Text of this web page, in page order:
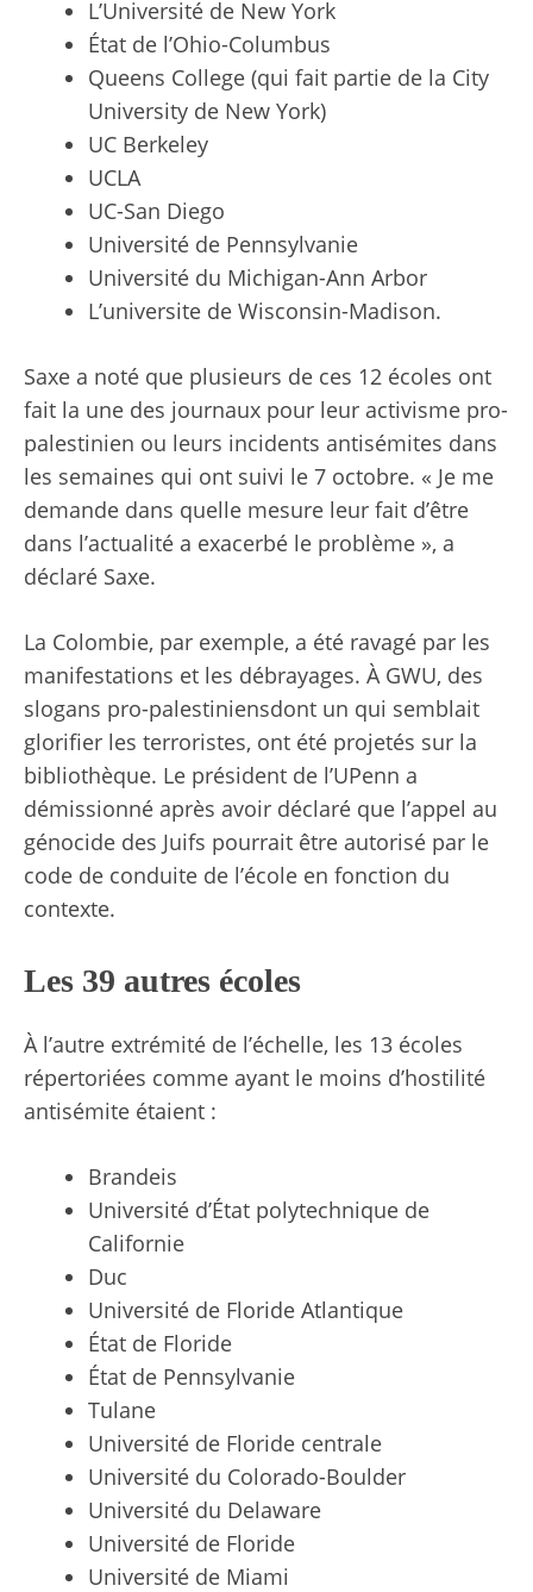
L’Université de New York
État de l’Ohio-Columbus
Queens College (qui fait partie de la City
University de New York)
UC Berkeley
UCLA
UC-San Diego
Université de Pennsylvanie
Université du Michigan-Ann Arbor
L’universite de Wisconsin-Madison.
Saxe a noté que plusieurs de ces 12 écoles ont
fait la une des journaux pour leur activisme pro-
palestinien ou leurs incidents antisémites dans
les semaines qui ont suivi le 7 octobre. « Je me
demande dans quelle mesure leur fait d’être
dans l’actualité a exacerbé le problème », a
déclaré Saxe.
La Colombie, par exemple, a été ravagé par les
manifestations et les débrayages. À GWU, des
slogans pro-palestiniensdont un qui semblait
glorifier les terroristes, ont été projetés sur la
bibliothèque. Le président de l’UPenn a
démissionné après avoir déclaré que l’appel au
génocide des Juifs pourrait être autorisé par le
code de conduite de l’école en fonction du
contexte.
Les 39 autres écoles
À l’autre extrémité de l’échelle, les 13 écoles
répertoriées comme ayant le moins d’hostilité
antisémite étaient :
Brandeis
Université d’État polytechnique de
Californie
Duc
Université de Floride Atlantique
État de Floride
État de Pennsylvanie
Tulane
Université de Floride centrale
Université du Colorado-Boulder
Université du Delaware
Université de Floride
Université de Miami